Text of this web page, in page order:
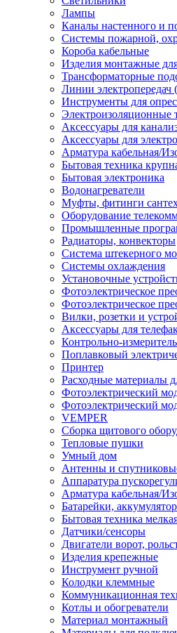
Лампы
Каналы настенного и
Системы пожарной,
Короба кабельные
Изделия монтажные
Трансформаторные
Линии
Инструменты для
Электроизоляционные
Аксессуары для
Аксессуары для
Арматура кабельная/
Бытовая техника
Бытовая электроника
Водонагреватели
Муфты, фитинги
Оборудование
Промышленные
Радиаторы, конвекторы
Система штекерного
Системы охлаждения
Установочные
Фотоэлектрическое
Фотоэлектрическое
Вилки, розетки и
Аксессуары для
Контрольно-
Поплавковый
Принтер
Расходные материалы
Фотоэлектрический
Фотоэлектрический
VEMPER
Сборка щитового
Тепловые пушки
Умный дом
Антенны и
Аппаратура
Арматура кабельная/
Батарейки,
Бытовая техника
Датчики/сенсоры
Двигатели ворот,
Изделия крепежные
Инструмент ручной
Колодки клеммные
Коммуникационная
Котлы и обогреватели
Материал монтажный